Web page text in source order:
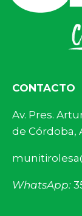
CONTACTO
Av. Pres.
de Córdoba,
WhatsApp: